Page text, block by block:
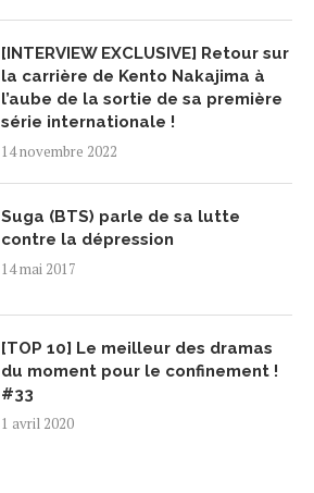
[INTERVIEW EXCLUSIVE] Retour sur
la carrière de Kento Nakajima à
l’aube de la sortie de sa première
série internationale !
14 novembre 2022
Suga (BTS) parle de sa lutte
contre la dépression
14 mai 2017
[TOP 10] Le meilleur des dramas
du moment pour le confinement !
#33
1 avril 2020